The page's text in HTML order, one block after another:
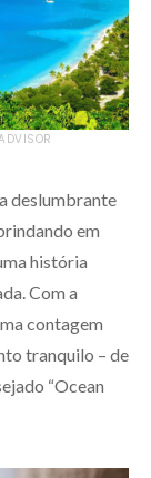
deslumbrante
em
história
Com a
contagem
tranquilo – de
“Ocean